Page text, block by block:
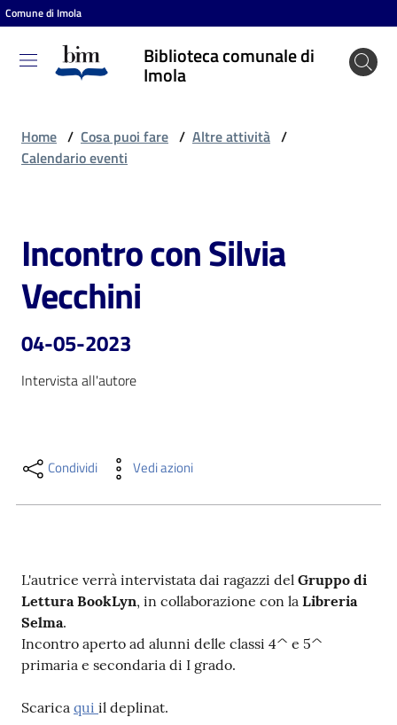
Vai al contenuto
Vai alla navigazione
Vai al footer
Comune di Imola
Biblioteca comunale di
Imola
Biblioteca
comunale
Cosa
puoi
fare
Scopri
Casa
Piani
Home / Cosa puoi fare / Altre attività /
Calendario eventi
Salta al contenuto
Incontro con Silvia
Vecchini
04-05-2023
Intervista all'autore
Condividi Vedi azioni
L'autrice verrà intervistata dai ragazzi del Gruppo di
Lettura BookLyn, in collaborazione con la Libreria
Selma.
Incontro aperto ad alunni delle classi 4^ e 5^
primaria e secondaria di I grado.
Scarica qui il deplinat.